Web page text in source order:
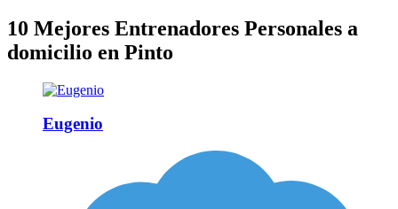
10 Mejores Entrenadores Personales a
domicilio en Pinto
Eugenio